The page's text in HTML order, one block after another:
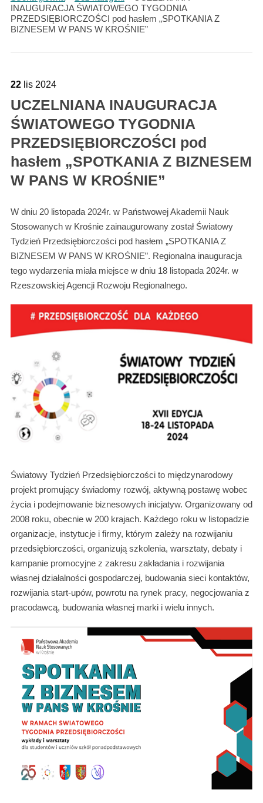
INAUGURACJA ŚWIATOWEGO TYGODNIA
PRZEDSIĘBIORCZOŚCI pod hasłem „SPOTKANIA Z
BIZNESEM W PANS W KROŚNIE”
22 lis 2024
UCZELNIANA INAUGURACJA
ŚWIATOWEGO TYGODNIA
PRZEDSIĘBIORCZOŚCI pod
hasłem „SPOTKANIA Z BIZNESEM
W PANS W KROŚNIE”
W dniu 20 listopada 2024r. w Państwowej Akademii Nauk
Stosowanych w Krośnie zainaugurowany został Światowy
Tydzień Przedsiębiorczości pod hasłem „SPOTKANIA Z
BIZNESEM W PANS W KROŚNIE”. Regionalna inauguracja
tego wydarzenia miała miejsce w dniu 18 listopada 2024r. w
Rzeszowskiej Agencji Rozwoju Regionalnego.
Światowy Tydzień Przedsiębiorczości to międzynarodowy
projekt promujący świadomy rozwój, aktywną postawę wobec
życia i podejmowanie biznesowych inicjatyw. Organizowany od
2008 roku, obecnie w 200 krajach. Każdego roku w listopadzie
organizacje, instytucje i firmy, którym zależy na rozwijaniu
przedsiębiorczości, organizują szkolenia, warsztaty, debaty i
kampanie promocyjne z zakresu zakładania i rozwijania
własnej działalności gospodarczej, budowania sieci kontaktów,
rozwijania start-upów, powrotu na rynek pracy, negocjowania z
pracodawcą, budowania własnej marki i wielu innych.